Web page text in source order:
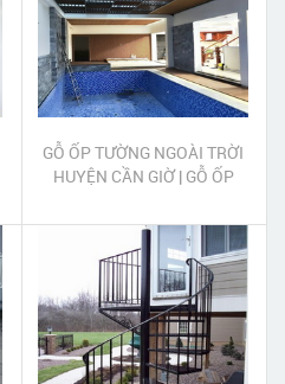
GỖ ỐP TƯỜNG NGOÀI TRỜI
HUYỆN CẦN GIỜ | GỖ ỐP
CẦN GIỜ